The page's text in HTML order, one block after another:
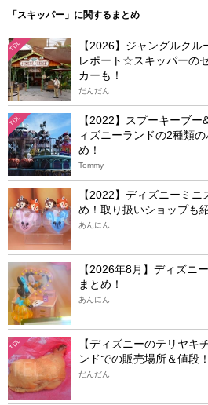
「スキッパー」に関するまとめ
TDL
【2026】ジャングルク
レポート☆スキッパーの
カーも！
だんだん
TDL
【2022】スプーキーブ
ィズニーランドの2種類
め！
Tommy
【2022】ディズニーミ
め！取り扱いショップも
あんにん
【2026年8月】ディズニ
まとめ！
あんにん
TDL
【ディズニーのテリヤキ
ンドでの販売場所＆値段
だんだん